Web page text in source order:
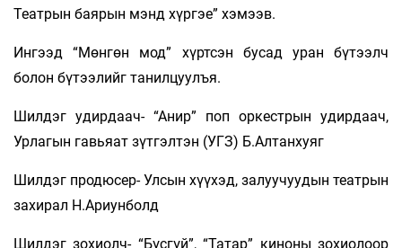
Театрын баярын мэнд хүргэе” хэмээв.
Ингээд “Мөнгөн мод” хүртсэн бусад уран бүтээлч
болон бүтээлийг танилцуулъя.
Шилдэг удирдаач- “Анир” поп оркестрын удирдаач,
Урлагын гавьяат зүтгэлтэн (УГЗ) Б.Алтанхуяг
Шилдэг продюсер- Улсын хүүхэд, залуучуудын театрын
захирал Н.Ариунболд
Шилдэг зохиолч- “Бүсгүй”, “Татар” киноны зохиолоор